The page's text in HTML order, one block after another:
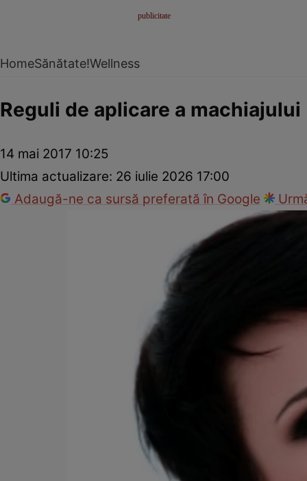
HomeSănătate!Wellness
Reguli de aplicare a machiajului
14 mai 2017 10:25
Ultima actualizare: 26 iulie 2026 17:00
Adaugă-ne ca sursă preferată în Google